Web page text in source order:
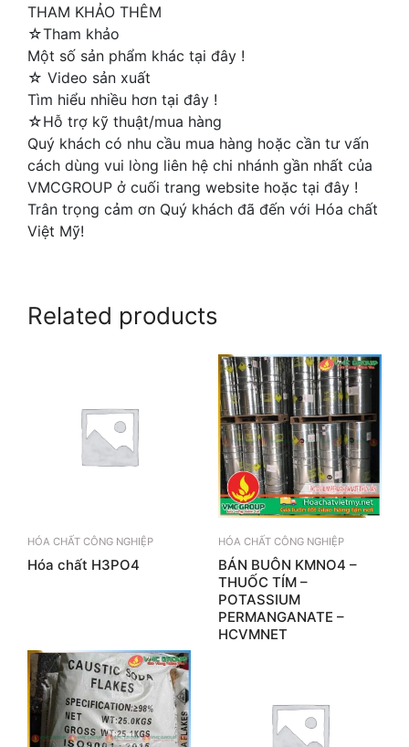
THAM KHẢO THÊM
☆Tham khảo
Một số sản phẩm khác tại đây !
☆ Video sản xuất
Tìm hiểu nhiều hơn tại đây !
☆Hỗ trợ kỹ thuật/mua hàng
Quý khách có nhu cầu mua hàng hoặc cần tư vấn
cách dùng vui lòng liên hệ chi nhánh gần nhất của
VMCGROUP ở cuối trang website hoặc tại đây !
Trân trọng cảm ơn Quý khách đã đến với Hóa chất
Việt Mỹ!
Related products
HÓA CHẤT CÔNG NGHIỆP
Hóa chất H3PO4
HÓA CHẤT CÔNG NGHIỆP
BÁN BUÔN KMNO4 –
THUỐC TÍM –
POTASSIUM
PERMANGANATE –
HCVMNET